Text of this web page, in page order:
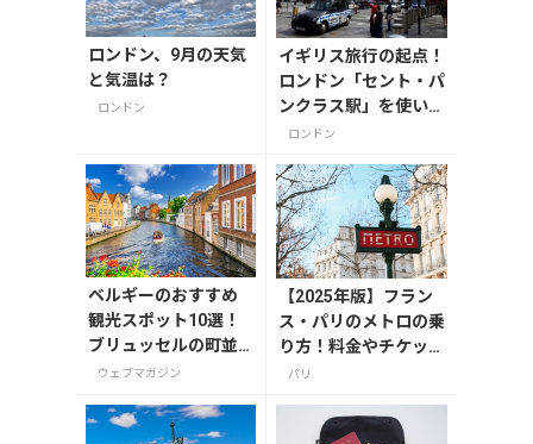
ロンドン、9月の天気
と気温は？
ロンドン
イギリス旅行の起点！
ロンドン「セント・パ
ンクラス駅」を使いこ
なそう
ロンドン
ベルギーのおすすめ
観光スポット10選！
ブリュッセルの町並
みやノートルダム大
ウェブマガジン
【2025年版】フラン
ス・パリのメトロの乗
り方！料金やチケット
の種類、注意点を解説
パリ